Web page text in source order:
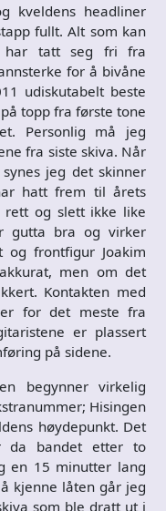
kveldens headliner
fullt. Alt som kan
har tatt seg fri fra
for å bivåne
udiskutabelt beste
topp fra første tone
Personlig må jeg
fra siste skiva. Når
jeg det skinner
hatt frem til årets
rett og slett ikke like
gutta bra og virker
frontfigur Joakim
men om det
Kontakten med
for det meste fra
er plassert
på sidene.
begynner virkelig
Hisingen
høydepunkt. Det
da bandet etter to
en 15 minutter lang
kjenne låten går jeg
som ble dratt ut i